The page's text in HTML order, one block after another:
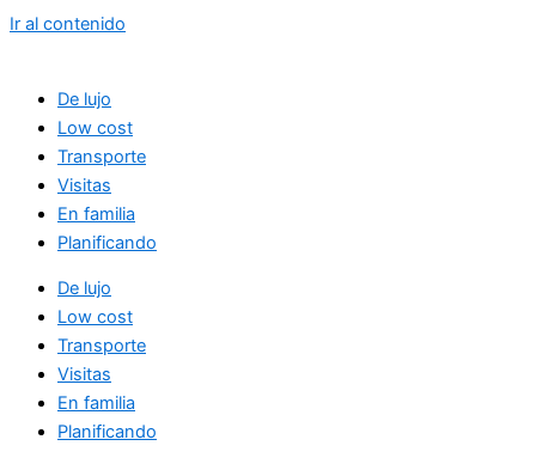
Ir al contenido
De lujo
Low cost
Transporte
Visitas
En familia
Planificando
De lujo
Low cost
Transporte
Visitas
En familia
Planificando